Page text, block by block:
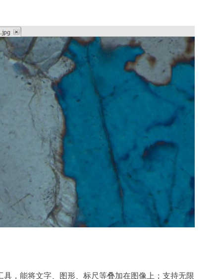
，能将文字、图形、标尺等叠加在图像上；支持无限